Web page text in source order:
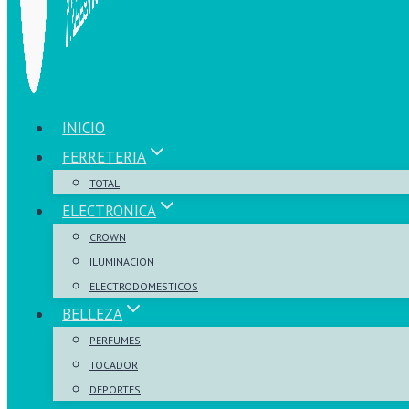
INICIO
FERRETERIA
TOTAL
ELECTRONICA
CROWN
ILUMINACION
ELECTRODOMESTICOS
BELLEZA
PERFUMES
TOCADOR
DEPORTES